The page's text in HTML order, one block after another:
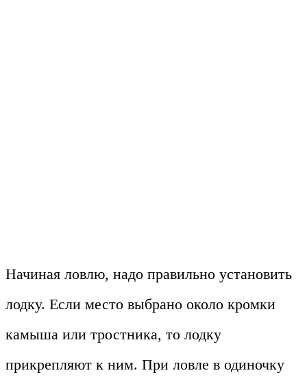
Начиная ловлю, надо правильно установить
лодку. Если место выбрано около кромки
камыша или тростника, то лодку
прикрепляют к ним. При ловле в одиночку